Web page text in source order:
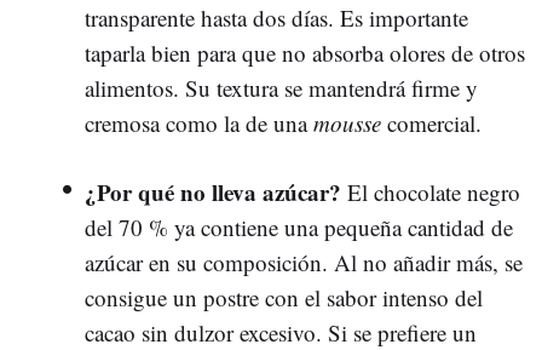
transparente hasta dos días. Es importante
taparla bien para que no absorba olores de otros
alimentos. Su textura se mantendrá firme y
cremosa como la de unamousse comercial.
¿Por qué no lleva azúcar? El chocolate negro
del 70 % ya contiene una pequeña cantidad de
azúcar en su composición. Al no añadir más, se
consigue un postre con el sabor intenso del
cacao sin dulzor excesivo. Si se prefiere un